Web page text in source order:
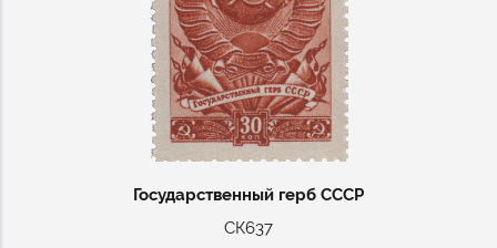
Государственный герб СССР
СК637